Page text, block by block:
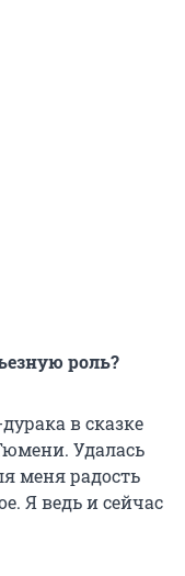
роль?
в сказке
Удалась
меня радость
Я ведь и сейчас